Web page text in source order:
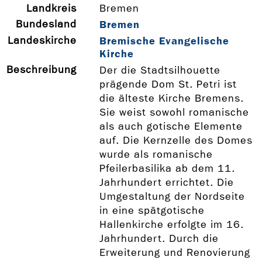
Landkreis
Bremen
Bundesland
Bremen
Landeskirche
Bremische Evangelische
Kirche
Beschreibung
Der die Stadtsilhouette
prägende Dom St. Petri ist
die älteste Kirche Bremens.
Sie weist sowohl romanische
als auch gotische Elemente
auf. Die Kernzelle des Domes
wurde als romanische
Pfeilerbasilika ab dem 11.
Jahrhundert errichtet. Die
Umgestaltung der Nordseite
in eine spätgotische
Hallenkirche erfolgte im 16.
Jahrhundert. Durch die
Erweiterung und Renovierung